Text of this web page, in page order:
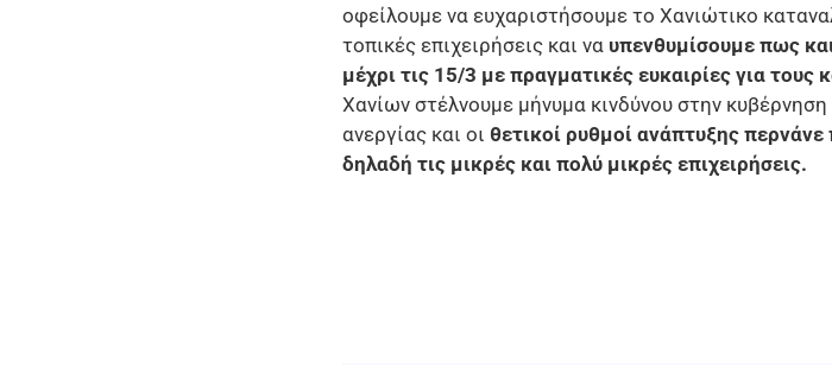
οφείλουμε να ευχαριστήσουμε το Χανιώτικο
τοπικές επιχειρήσεις και να υπενθυμίσουμε πως
μέχρι τις 15/3 με πραγματικές ευκαιρίες για τους
Χανίων στέλνουμε μήνυμα κινδύνου στην
ανεργίας και οι θετικοί ρυθμοί ανάπτυξης
δηλαδή τις μικρές και πολύ μικρές επιχειρήσεις.